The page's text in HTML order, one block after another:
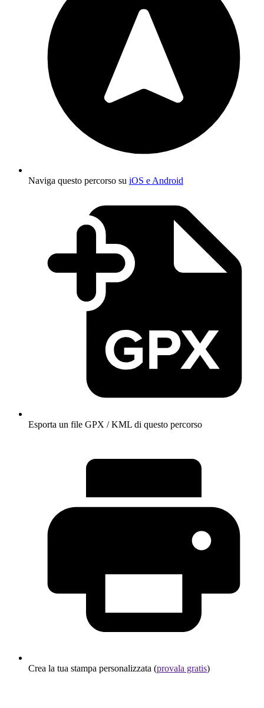
Naviga questo percorso su iOS e Android
Esporta un file GPX / KML di questo percorso
Crea la tua stampa personalizzata (provala gratis)